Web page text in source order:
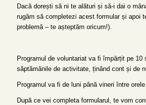
Dacă dorești să ni te alături și să-i dai o
rugăm să completezi acest formular și apoi
problemă – te așteptăm oricum!).
Programul de voluntariat va fi împărțit pe
săptămânile de activitate, ținând cont și de
Programul va fi de luni până vineri între
După ce vei completa formularul, te vom